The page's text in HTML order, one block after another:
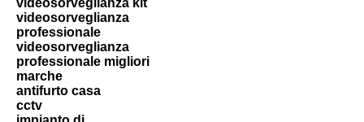
videosorveglianza kit
videosorveglianza
professionale
videosorveglianza
professionale migliori
marche
antifurto casa
cctv